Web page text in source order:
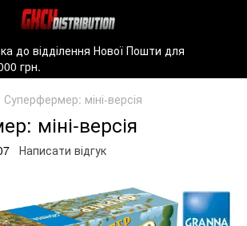
до відділення Нової Пошти для
грн.
Суперфермер: міні-версія
міні-версія
Написати відгук